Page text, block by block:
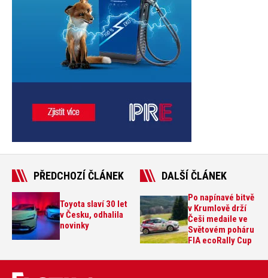
PŘEDCHOZÍ ČLÁNEK
Toyota slaví 30 let
v Česku, odhalila
novinky
DALŠÍ ČLÁNEK
Po napínavé bitvě
v Krumlově drží
Češi medaile ve
Světovém poháru
FIA ecoRally Cup